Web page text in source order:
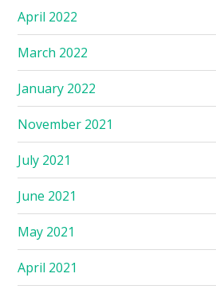
April 2022
March 2022
January 2022
November 2021
July 2021
June 2021
May 2021
April 2021